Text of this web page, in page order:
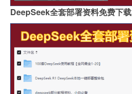
DeepSeek全套部署资料免费下载